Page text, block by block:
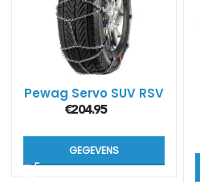
Pewag Servo SUV RSV
€204.95
GEGEVENS